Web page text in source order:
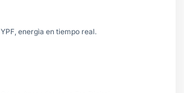
YPF, energìa en tiempo real.